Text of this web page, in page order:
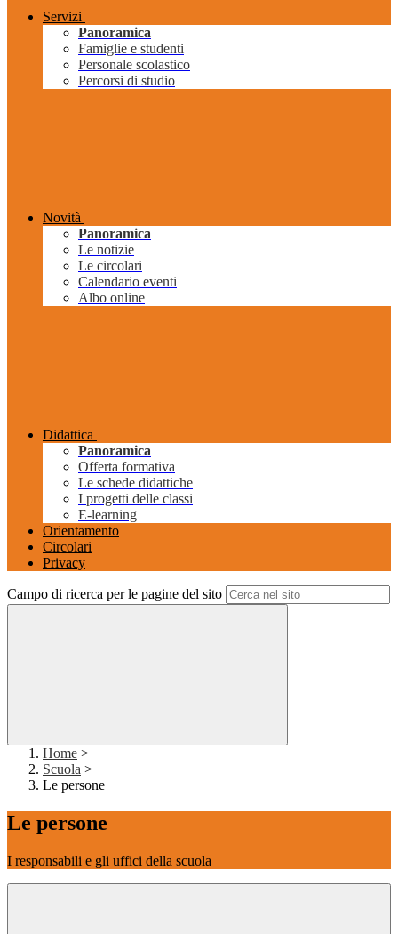
Servizi
Panoramica
Famiglie e studenti
Personale scolastico
Percorsi di studio
Novità
Panoramica
Le notizie
Le circolari
Calendario eventi
Albo online
Didattica
Panoramica
Offerta formativa
Le schede didattiche
I progetti delle classi
E-learning
Orientamento
Circolari
Privacy
Campo di ricerca per le pagine del sito
Home >
Scuola >
Le persone
Le persone
I responsabili e gli uffici della scuola